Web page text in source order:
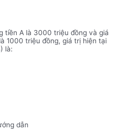
tiền A là 3000 triệu đồng và giá
1000 triệu đồng, giá trị hiện tại
là:
dẫn